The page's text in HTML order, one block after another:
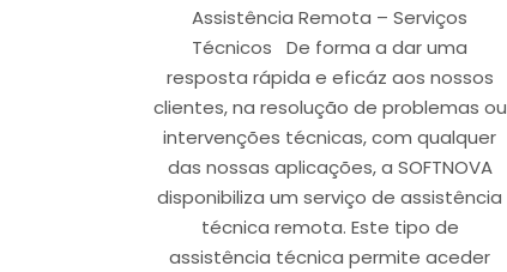
Assistência Remota – Serviços
Técnicos De forma a dar uma
resposta rápida e eficáz aos nossos
clientes, na resolução de problemas ou
intervenções técnicas, com qualquer
das nossas aplicações, a SOFTNOVA
disponibiliza um serviço de assistência
técnica remota. Este tipo de
assistência técnica permite aceder